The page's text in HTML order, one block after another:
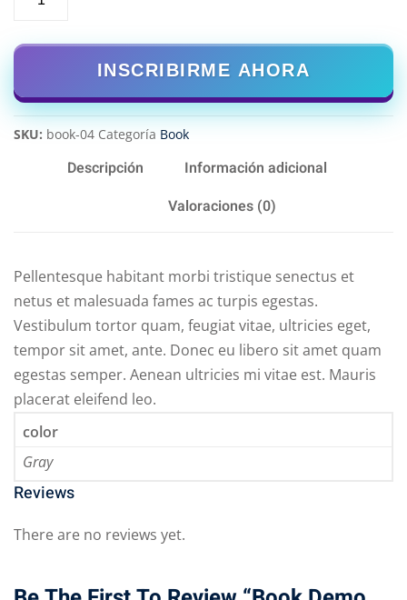
INSCRIBIRME AHORA
SKU: book-04 Categoría Book
Descripción
Información adicional
Valoraciones (0)
Pellentesque habitant morbi tristique senectus et
netus et malesuada fames ac turpis egestas.
Vestibulum tortor quam, feugiat vitae, ultricies eget,
tempor sit amet, ante. Donec eu libero sit amet quam
egestas semper. Aenean ultricies mi vitae est. Mauris
placerat eleifend leo.
color
Gray
Reviews
There are no reviews yet.